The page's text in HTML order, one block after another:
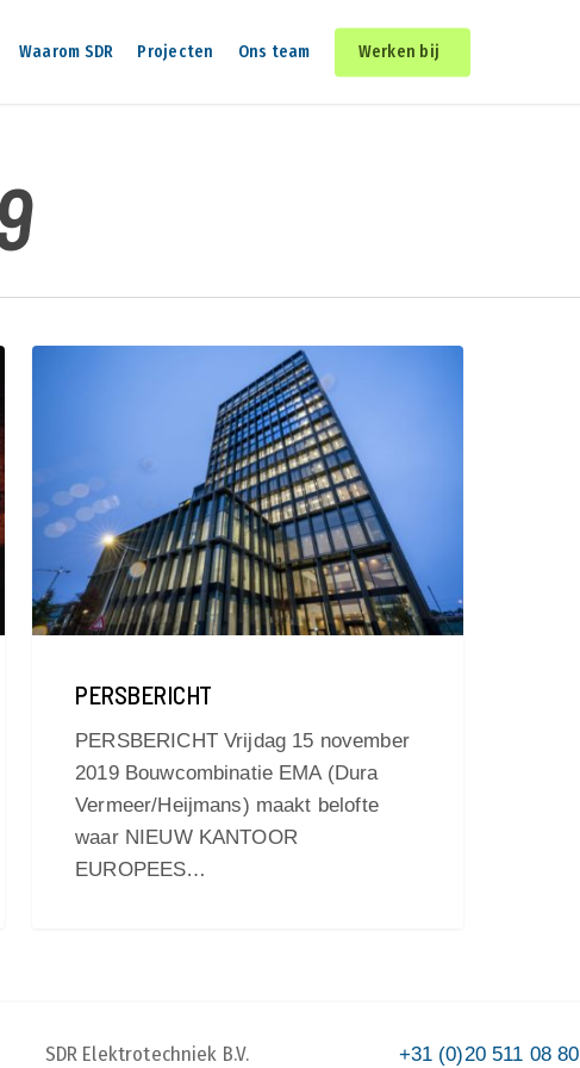
Waarom SDR Projecten Ons team Werken bij
PERSBERICHT
PERSBERICHT Vrijdag 15 november
2019 Bouwcombinatie EMA (Dura
Vermeer/Heijmans) maakt belofte
waar NIEUW KANTOOR
EUROPEES…
SDR Elektrotechniek B.V. +31 (0)20 511 08 80